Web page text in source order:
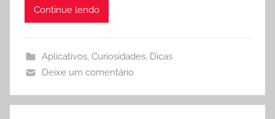
Continue lendo
Aplicativos, Curiosidades, Dicas
Deixe um comentário